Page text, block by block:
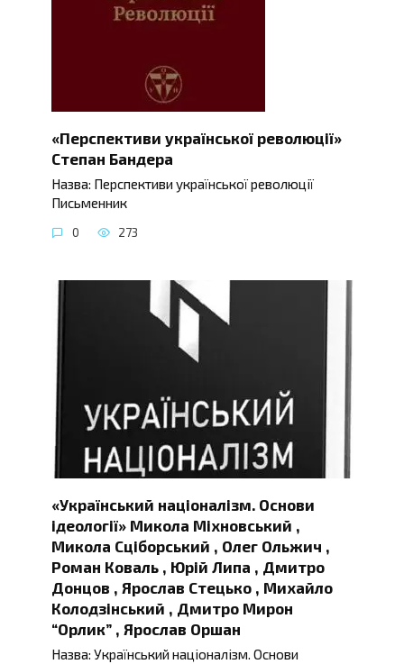
«Перспективи української революції»
Степан Бандера
Назва: Перспективи української революції
Письменник
0 273
«Український націоналізм. Основи
ідеології» Микола Міхновський ,
Микола Сціборський , Олег Ольжич ,
Роман Коваль , Юрій Липа , Дмитро
Донцов , Ярослав Стецько , Михайло
Колодзінський , Дмитро Мирон
“Орлик” , Ярослав Оршан
Назва: Український націоналізм. Основи